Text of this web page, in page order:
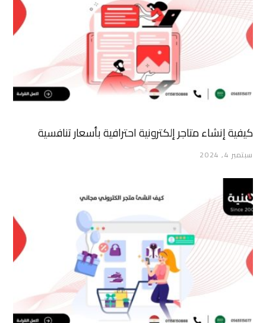
كيفية إنشاء متاجر إلكترونية احترافية بأسعار تنافسية
سبتمبر 4, 2024